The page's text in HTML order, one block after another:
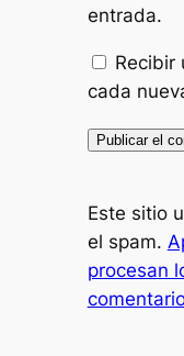
entrada.
Recibir
cada
Este sitio
el spam.
procesan